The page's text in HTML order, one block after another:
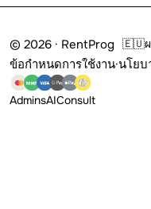
© 2026 · RentProg 🇪🇺
ข้อกำหนดการใช้งาน·นโยบ
AdminsAIConsult